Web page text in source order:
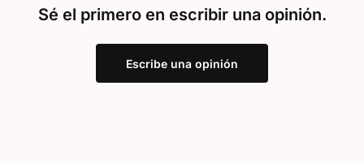
Sé el primero en escribir una opinión.
Escribe una opinión